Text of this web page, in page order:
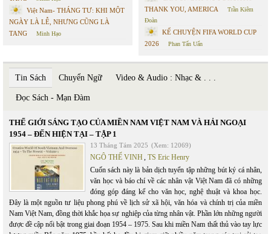
Việt Nam- THÁNG TƯ: KHI MỘT
NGÀY LÀ LỄ, NHƯNG CŨNG LÀ
TANG
Minh Hạo
THANK YOU, AMERICA
Trần Kiêm
Đoàn
KỂ CHUYỆN FIFA WORLD CUP
2026
Phan Tấn Uẩn
Tin Sách Chuyển Ngữ Video & Audio : Nhạc & . . .
Đọc Sách - Mạn Đàm
THẾ GIỚI SÁNG TẠO CỦA MIỀN NAM VIỆT NAM VÀ HẢI NGOẠI
1954 – ĐẾN HIỆN TẠI – TẬP 1
13 Tháng Tám 2025 (Xem: 12069)
NGÔ THẾ VINH, TS Eric Henry
Cuốn sách này là bản dịch tuyển tập những bút ký cá nhân,
văn học và báo chí về các nhân vật Việt Nam đã có những
đóng góp đáng kể cho văn học, nghệ thuật và khoa học.
Đây là một nguồn tư liệu phong phú về lịch sử xã hội, văn hóa và chính trị của miền
Nam Việt Nam, đồng thời khắc họa sự nghiệp của từng nhân vật. Phần lớn những người
được đề cập nổi bật trong giai đoạn 1954 – 1975. Sau khi miền Nam thất thủ vào tay lực